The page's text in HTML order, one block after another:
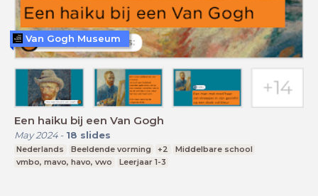
Een haiku bij een Van Gogh
May 2024- 18 slides
Nederlands Beeldende vorming +2
Middelbare school
vmbo, mavo, havo, vwo
Leerjaar 1-3
Van Gogh Museum